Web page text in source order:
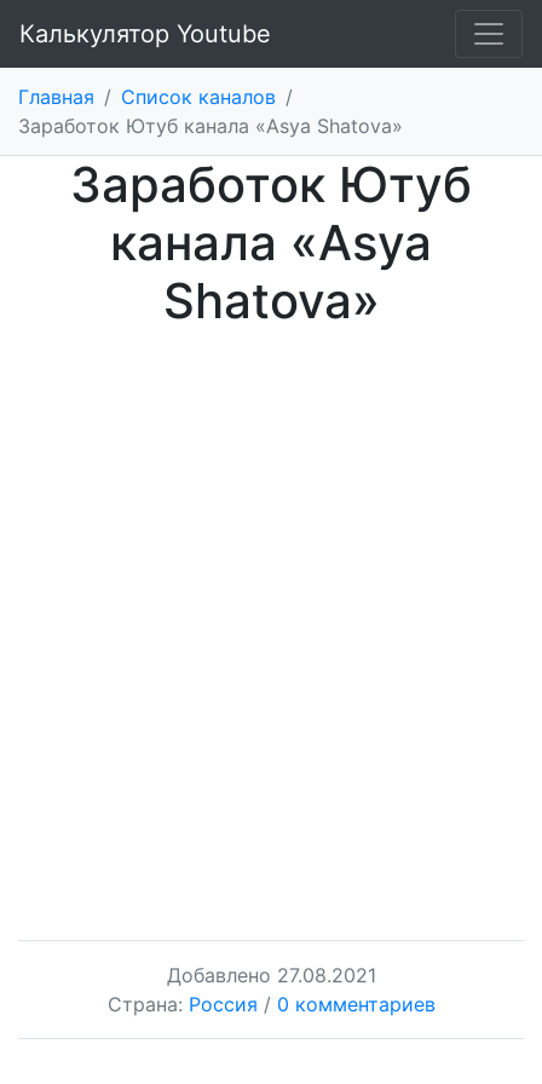
Калькулятор Youtube
Главная / Список каналов /
Заработок Ютуб канала «Asya Shatova»
Заработок Ютуб
канала «Asya
Shatova»
Добавлено 27.08.2021
Страна: Россия / 0 комментариев